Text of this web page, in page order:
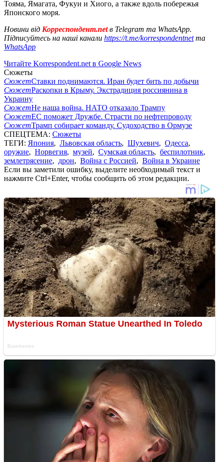
Тояма, Ямагата, Фукуи и Хиого, а также вдоль побережья
Японского моря.
Новини від Корреспондент.netв Telegram та WhatsApp.
Підписуйтесь на наші канали https://t.me/korrespondentnetта
WhatsApp
Читайте Korrespondent.net в Google News
Сюжеты
СюжетСтавки поднимаются. Иран будет бить по добычи
СюжетРаскопки в Крыму. Экстрадиция россиянина в
Украину
СюжетНе наша война. НАТО отказало Трампу
СюжетЕС поможет Дружбе. Страсти по нефтепроводу
СюжетТрамп собирает команду. Судоходство в Ормузе
СПЕЦТЕМА: Сюжеты
ТЕГИ: Япония, Львовская область, Шухевич, Одесса,
оружие, Норвегия, музей, Сумская область, беспилотник,
землетрясение, дрон, Война с Россией, Война в Украине
Если вы заметили ошибку, выделите необходимый текст и
нажмите Ctrl+Enter, чтобы сообщить об этом редакции.